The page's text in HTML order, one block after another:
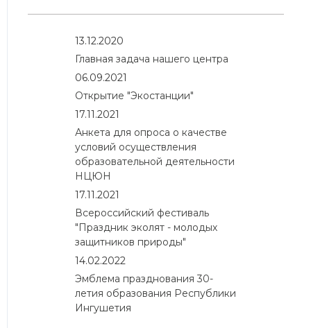
13.12.2020
Главная задача нашего центра
06.09.2021
Открытие "Экостанции"
17.11.2021
Анкета для опроса о качестве
условий осуществления
образовательной деятельности
НЦЮН
17.11.2021
Всероссийский фестиваль
"Праздник эколят - молодых
защитников природы"
14.02.2022
Эмблема празднования 30-
летия образования Республики
Ингушетия